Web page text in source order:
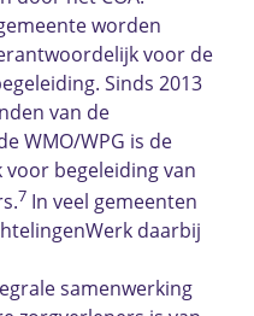
worden
voor de
Sinds 2013
van de
WMO/WPG is de
begeleiding van
7 In veel gemeenten
daarbij
samenwerking